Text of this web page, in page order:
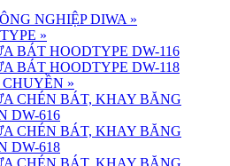
NGHIỆP DIWA »
»
BÁT HOODTYPE DW-116
BÁT HOODTYPE DW-118
»
CHÉN BÁT, KHAY BĂNG
DW-616
CHÉN BÁT, KHAY BĂNG
DW-618
CHÉN BÁT, KHAY BĂNG